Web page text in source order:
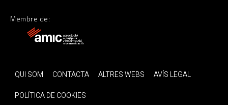
Membre de:
QUI SOM CONTACTA ALTRES WEBS
AVÍS LEGAL
POLÍTICA DE COOKIES